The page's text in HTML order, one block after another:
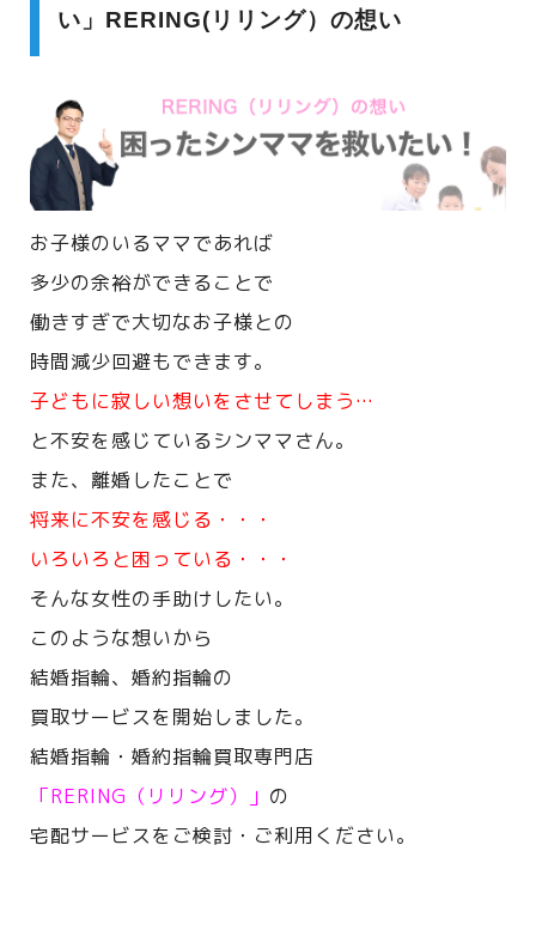
い」RERING(リリング）の想い
お子様のいるママであれば
多少の余裕ができることで
働きすぎで大切なお子様との
時間減少回避もできます。
子どもに寂しい想いをさせてしまう…
と不安を感じているシンママさん。
また、離婚したことで
将来に不安を感じる・・・
いろいろと困っている・・・
そんな女性の手助けしたい。
このような想いから
結婚指輪、婚約指輪の
買取サービスを開始しました。
結婚指輪・婚約指輪買取専門店
「RERING（リリング）」 の
宅配サービスをご検討・ご利用ください。